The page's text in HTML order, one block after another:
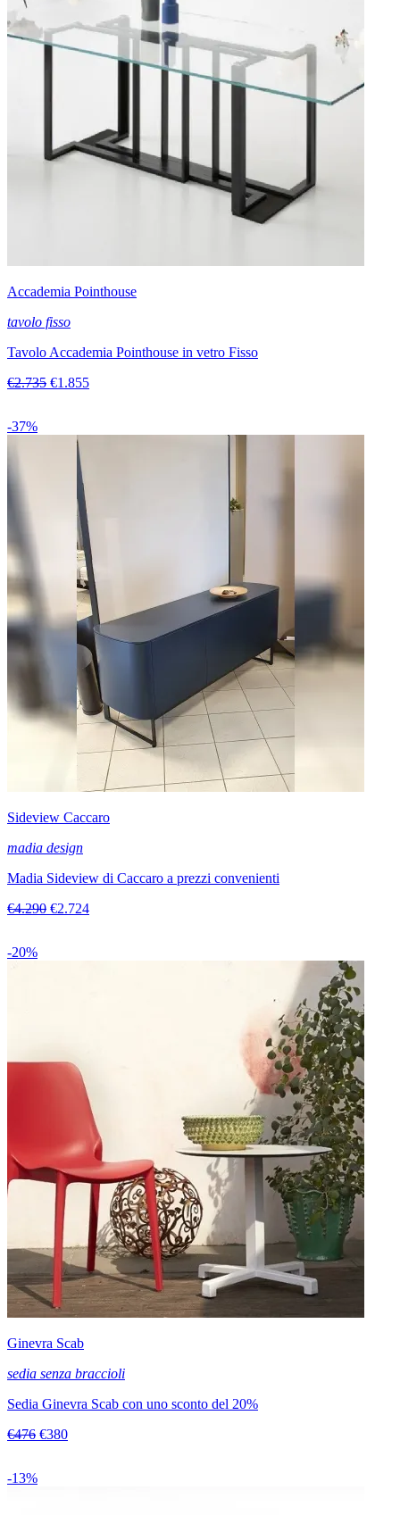
Accademia Pointhouse
tavolo fisso
Tavolo Accademia Pointhouse in vetro Fisso
€2.735 €1.855
-37%
Sideview Caccaro
madia design
Madia Sideview di Caccaro a prezzi convenienti
€4.290 €2.724
-20%
Ginevra Scab
sedia senza braccioli
Sedia Ginevra Scab con uno sconto del 20%
€476 €380
-13%